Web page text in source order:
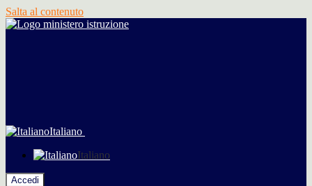
Salta al contenuto
Italiano
Italiano
Accedi